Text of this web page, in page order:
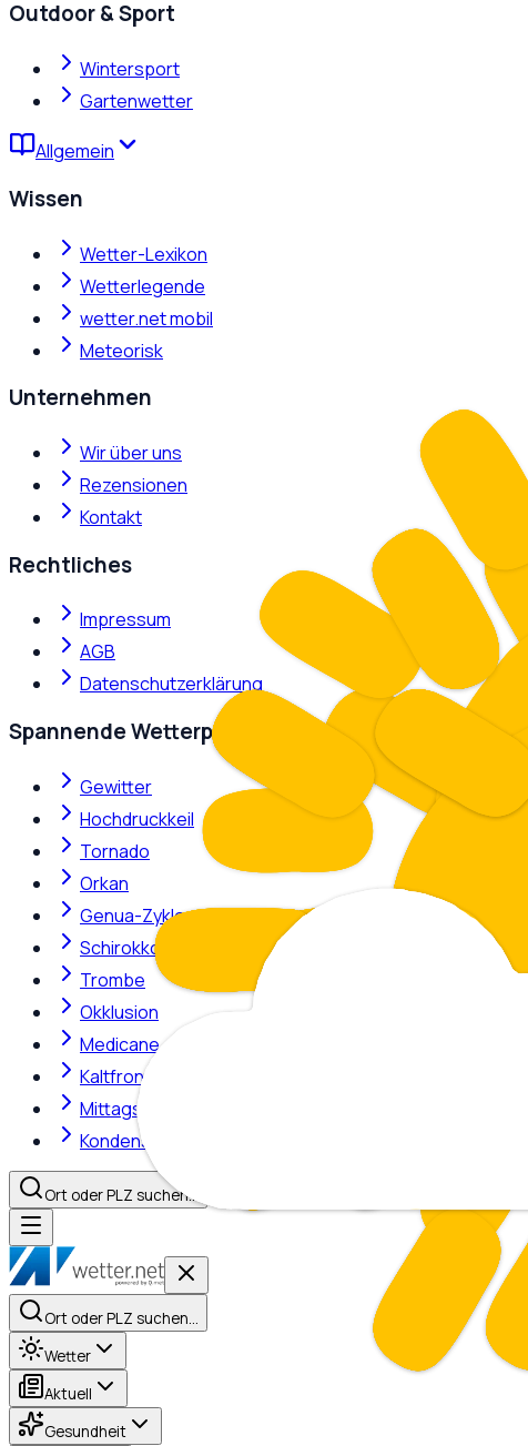
Outdoor & Sport
Wintersport
Gartenwetter
Allgemein
Wissen
Wetter-Lexikon
Wetterlegende
wetter.net mobil
Meteorisk
Unternehmen
Wir über uns
Rezensionen
Kontakt
Rechtliches
Impressum
AGB
Datenschutzerklärung
Spannende Wetterphänomene
Gewitter
Hochdruckkeil
Tornado
Orkan
Genua-Zyklone
Schirokko
Trombe
Okklusion
Medicane
Kaltfront
Mittagshitze
Kondensstreifen
Ort oder PLZ suchen…
Ort oder PLZ suchen…
Wetter
Aktuell
Gesundheit